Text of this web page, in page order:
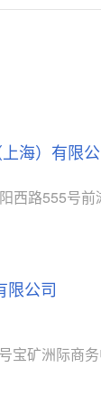
对比
对比
海）有限
西路555号前
限公司
宝矿洲际商